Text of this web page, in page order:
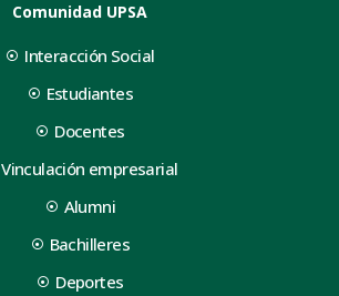
Comunidad UPSA
Interacción Social
Estudiantes
Docentes
Vinculación empresarial
Alumni
Bachilleres
Deportes